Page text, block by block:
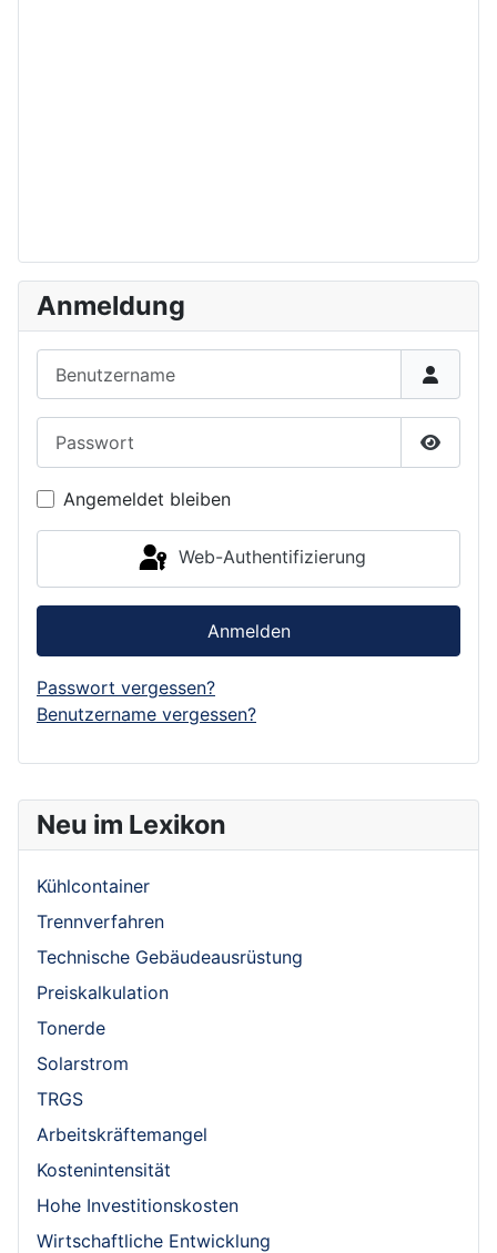
Neu im Lexikon
Kühlcontainer
Trennverfahren
Technische Gebäudeausrüstung
Preiskalkulation
Tonerde
Solarstrom
TRGS
Arbeitskräftemangel
Kostenintensität
Hohe Investitionskosten
Wirtschaftliche Entwicklung
Anmeldung
Angemeldet bleiben
Web-Authentifizierung
Anmelden
Passwort vergessen?
Benutzername vergessen?